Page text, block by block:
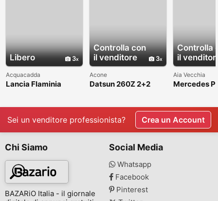
Libero 3
Acquacadda
Lancia Flaminia
Controlla con
il venditore
3
Acone
Datsun 260Z 2+2
Controlla
il
Aia Vecchia
Mercedes
Sei un venditore professionista? Crea un Account
Chi Siamo
BAZARiO Italia - il giornale
Social Media
Whatsapp
Facebook
Pinterest